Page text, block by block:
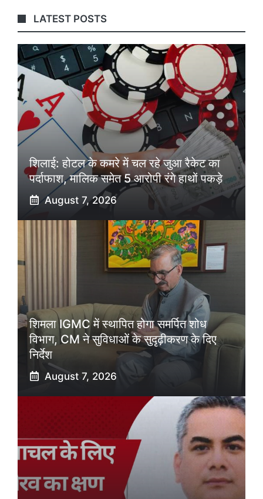
LATEST POSTS
शिलाई: होटल के कमरे में चल रहे जुआ रैकेट का
पर्दाफाश, मालिक समेत 5 आरोपी रंगे हाथों पकड़े
August 7, 2026
शिमला IGMC में स्थापित होगा समर्पित शोध
विभाग, CM ने सुविधाओं के सुदृढ़ीकरण के दिए
निर्देश
August 7, 2026